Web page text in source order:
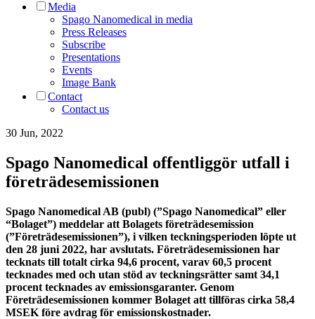
Media
Spago Nanomedical in media
Press Releases
Subscribe
Presentations
Events
Image Bank
Contact
Contact us
30 Jun, 2022
Spago Nanomedical offentliggör utfall i
företrädesemissionen
Spago Nanomedical AB (publ) (”Spago Nanomedical” eller
“Bolaget”) meddelar att Bolagets företrädesemission
(”Företrädesemissionen”), i vilken teckningsperioden löpte ut
den 28 juni 2022, har avslutats. Företrädesemissionen har
tecknats till totalt cirka 94,6 procent, varav 60,5 procent
tecknades med och utan stöd av teckningsrätter samt 34,1
procent tecknades av emissionsgaranter. Genom
Företrädesemissionen kommer Bolaget att tillföras cirka 58,4
MSEK före avdrag för emissionskostnader.